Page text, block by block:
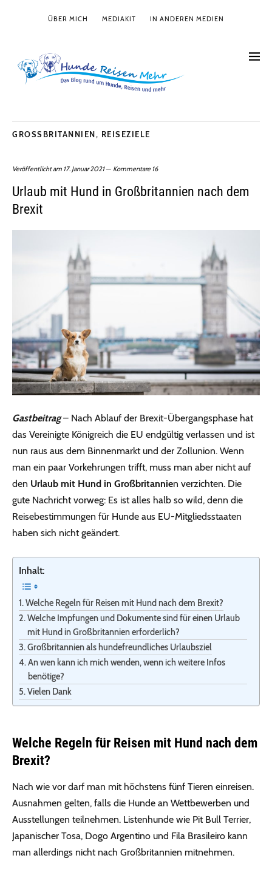
ÜBER MICH MEDIAKIT IN ANDEREN MEDIEN
GROSSBRITANNIEN , REISEZIELE
Veröffentlicht am 17. Januar 2021 Kommentare 16
Urlaub mit Hund in Großbritannien nach dem
Brexit
Gastbeitrag– Nach Ablauf der Brexit-Übergangsphase hat
das Vereinigte Königreich die EU endgültig verlassen und ist
nun raus aus dem Binnenmarkt und der Zollunion. Wenn
man ein paar Vorkehrungen trifft, muss man aber nicht auf
den Urlaub mit Hund in Großbritannien verzichten. Die
gute Nachricht vorweg: Es ist alles halb so wild, denn die
Reisebestimmungen für Hunde aus EU-Mitgliedsstaaten
haben sich nicht geändert.
Inhalt:
Welche Regeln für Reisen mit Hund nach dem Brexit?
Welche Impfungen und Dokumente sind für einen Urlaub
mit Hund in Großbritannien erforderlich?
Großbritannien als hundefreundliches Urlaubsziel
An wen kann ich mich wenden, wenn ich weitere Infos
benötige?
Vielen Dank
Welche Regeln für Reisen mit Hund nach dem
Brexit?
Nach wie vor darf man mit höchstens fünf Tieren einreisen.
Ausnahmen gelten, falls die Hunde an Wettbewerben und
Ausstellungen teilnehmen. Listenhunde wie Pit Bull Terrier,
Japanischer Tosa, Dogo Argentino und Fila Brasileiro kann
man allerdings nicht nach Großbritannien mitnehmen.